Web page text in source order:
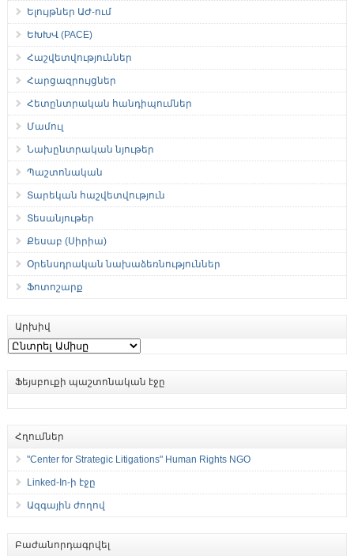
Ելույթներ ԱԺ-ում
ԵԽԽՎ (PACE)
Հաշվետվություններ
Հարցազրույցներ
Հետընտրական հանդիպումներ
Մամուլ
Նախընտրական նյութեր
Պաշտոնական
Տարեկան հաշվետվություն
Տեսանյութեր
Քեսաբ (Սիրիա)
Օրենսդրական նախաձեռնություններ
Ֆոտոշարք
Արխիվ
Արխիվ
Ֆեյսբուքի պաշտոնական էջը
Հղումներ
"Center for Strategic Litigations" Human Rights NGO
Linked-In-ի էջը
Ազգային ժողով
Բաժանորդագրվել